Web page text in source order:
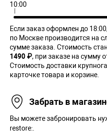
10:00
Если заказ оформлен до
по Москве производится на
сумме заказа. Cтоимость
1490 ₽, при заказе на сумму
Стоимость доставки
карточке товара и корзине.
Забрать в
Вы можете забронировать
restore:.